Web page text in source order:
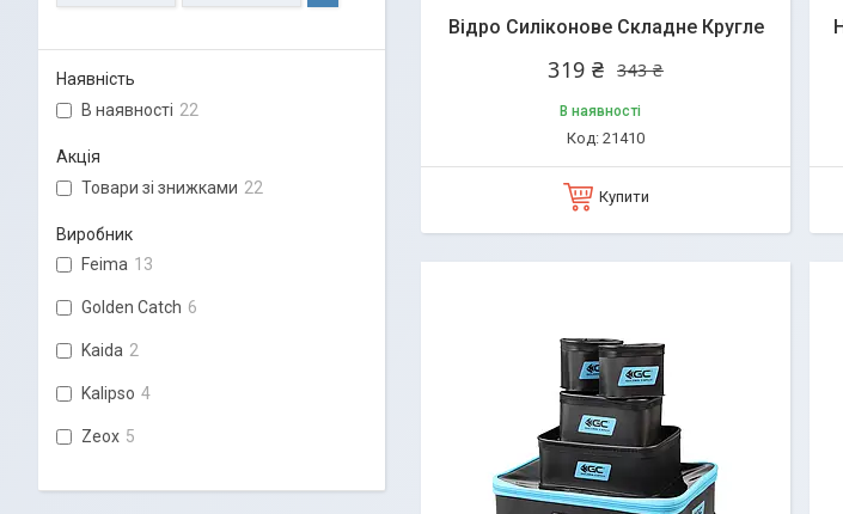
Відро Силіконове Складне Кругле
343 ₴
319 ₴
В наявності
21410
Купити
Наявність
В наявності 22
Акція
Товари зі знижками 22
Виробник
Feima 13
Golden Catch 6
Kaida 2
Kalipso 4
Zeox 5